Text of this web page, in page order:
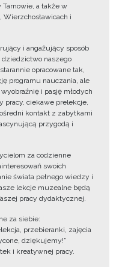
a także w
Wierzchosławicach i
i angażujący sposób
naszego
opracowane tak,
programu nauczania, ale
i pasję młodych
pracy, ciekawe prelekcje,
kontakt z zabytkami
przygodą i
za codzienne
swoich
świata pełnego wiedzy i
lekcje muzealne będą
pracy dydaktycznej.
za siebie:
przebieranki, zajęcia
dziękujemy!”
i kreatywnej pracy.